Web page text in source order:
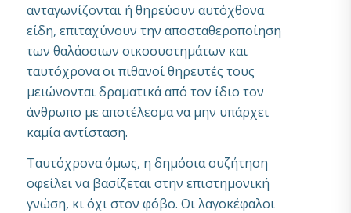
ανταγωνίζονται ή θηρεύουν αυτόχθονα
είδη, επιταχύνουν την αποσταθεροποίηση
των θαλάσσιων οικοσυστημάτων και
ταυτόχρονα οι πιθανοί θηρευτές τους
μειώνονται δραματικά από τον ίδιο τον
άνθρωπο με αποτέλεσμα να μην υπάρχει
καμία αντίσταση.
Ταυτόχρονα όμως, η δημόσια συζήτηση
οφείλει να βασίζεται στην επιστημονική
γνώση, κι όχι στον φόβο. Οι λαγοκέφαλοι